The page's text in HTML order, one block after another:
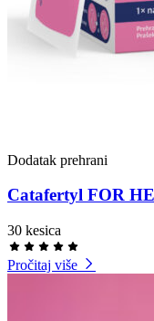
Dodatak prehrani
Catafertyl FOR
30 kesica
Pročitaj više